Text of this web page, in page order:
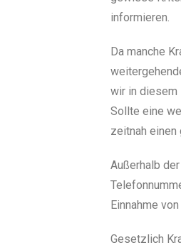
informieren.
Da manche
wir in diesem
Sollte eine
zeitnah einen
Außerhalb
Einnahme
Gesetzlich